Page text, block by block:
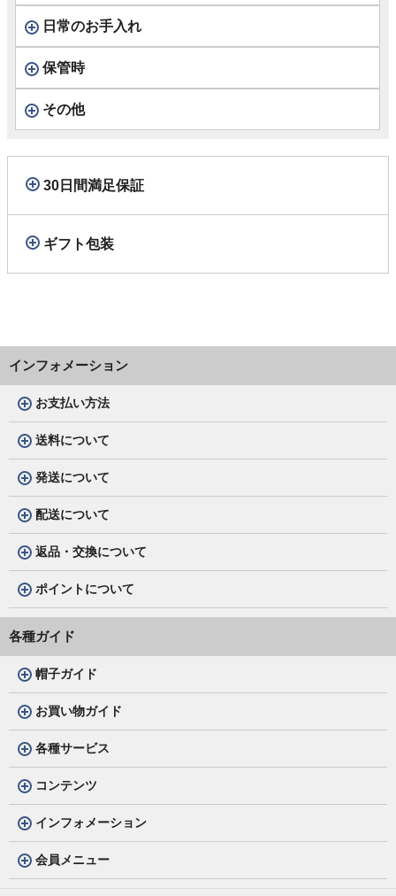
日常のお手入れ
保管時
その他
30日間満足保証
ギフト包装
インフォメーション
お支払い方法
送料について
発送について
配送について
返品・交換について
ポイントについて
各種ガイド
帽子ガイド
お買い物ガイド
各種サービス
コンテンツ
インフォメーション
会員メニュー